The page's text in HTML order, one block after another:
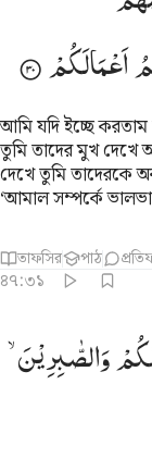
اَعْمَالَكُمْ
আমি যদি ইচ্ছে
তুমি তাদের মুখ দেখে
দেখে তুমি তাদেরকে
‘আমাল সম্পর্কে
তাফসির পাঠ
৪৭:৩১
اخباركم ٣١
أَخْبَارَكُمْ ٣١
وَالصّٰبِرِیْنَ ۙ